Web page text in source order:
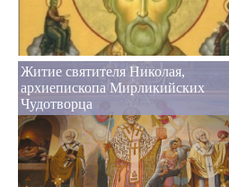
Житие святителя Николая,
архиепископа Мирликийских
Чудотворца